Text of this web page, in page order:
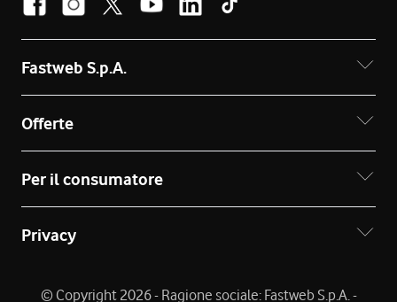
Fastweb S.p.A.
Offerte
Per il consumatore
Privacy
© Copyright 2026 - Ragione sociale: Fastweb S.p.A. -